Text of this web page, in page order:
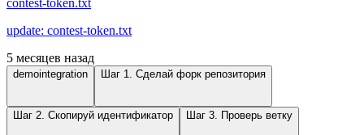
contest-token.txt
update: contest-token.txt
5 месяцев назад
demointegration Шаг 1. Сделай форк репозитория
Шаг 2. Скопируй идентификатор Шаг 3. Проверь ветку